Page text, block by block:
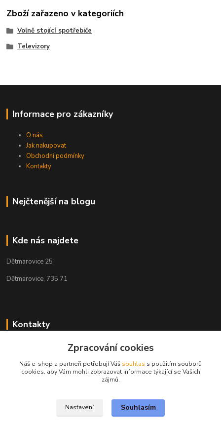
Zboží zařazeno v kategoriích
Volně stojící spotřebiče
Televizory
Informace pro zákazníky
O nás
Jak nakupovat
Obchodní podmínky
Kontakty
Nejčtenější na blogu
Kde nás najdete
Dětmarovice 25
Dětmarovice, 735 71
Kontakty
+420 731 444 327
obchod@volak.net
Zpracování cookies
Náš e-shop a partneři potřebují Váš souhlas s použitím souborů
cookies, aby Vám mohli zobrazovat informace týkající se Vašich
zájmů.
Nastavení Souhlasím